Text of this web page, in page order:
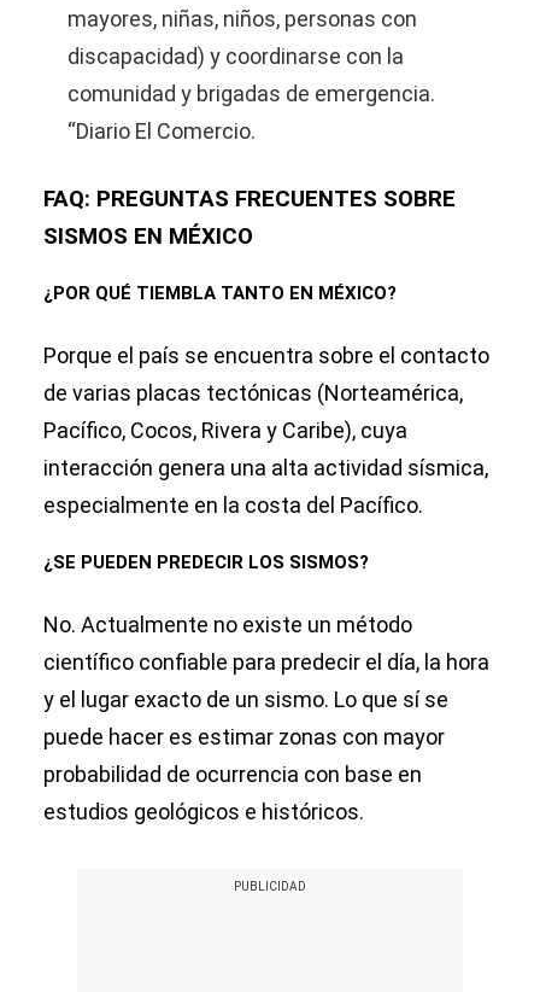
mayores, niñas, niños, personas con
discapacidad) y coordinarse con la
comunidad y brigadas de emergencia.
“Diario El Comercio.
FAQ: PREGUNTAS FRECUENTES SOBRE
SISMOS EN MÉXICO
¿POR QUÉ TIEMBLA TANTO EN MÉXICO?
Porque el país se encuentra sobre el contacto
de varias placas tectónicas (Norteamérica,
Pacífico, Cocos, Rivera y Caribe), cuya
interacción genera una alta actividad sísmica,
especialmente en la costa del Pacífico.
¿SE PUEDEN PREDECIR LOS SISMOS?
No. Actualmente no existe un método
científico confiable para predecir el día, la hora
y el lugar exacto de un sismo. Lo que sí se
puede hacer es estimar zonas con mayor
probabilidad de ocurrencia con base en
estudios geológicos e históricos.